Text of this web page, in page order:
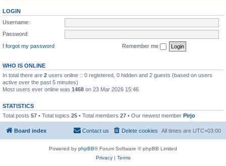
LOGIN
Username:
Password:
I forgot my password
Remember me
WHO IS ONLINE
In total there are 2 users online :: 0 registered, 0 hidden and 2 guests (based on users
active over the past 5 minutes)
Most users ever online was 1468 on 23 Mar 2026 15:46
STATISTICS
Total posts 57 • Total topics 25 • Total members 27 • Our newest member Pirjo
Board index All times are UTC+03:00
Delete cookies
Contact us
Powered by phpBB® Forum Software © phpBB Limited
Privacy| Terms